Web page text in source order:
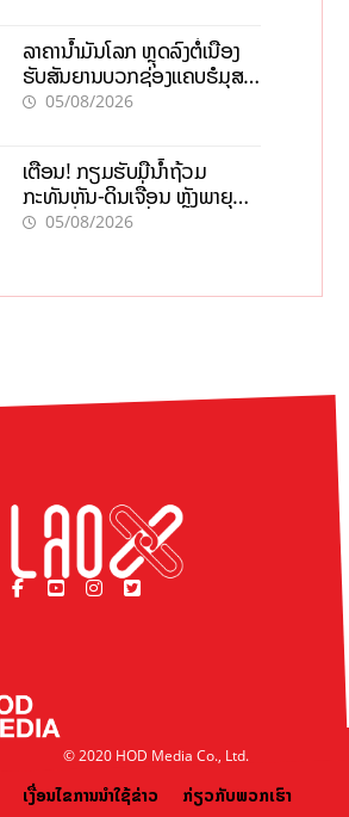
ລາຄານ້ຳມັນໂລກ ຫຼຸດລົງຕໍ່ເນື່ອງ
ຮັບສັນຍານບວກຊ່ອງແຄບຮໍມຸສ
ຈັບຕາລາຄາໃນລາວ
05/08/2026
ເຕືອນ! ກຽມຮັບມືນໍ້າຖ້ວມ
ກະທັນຫັນ-ດິນເຈື່ອນ ຫຼັງພາຍຸຝົນ
ຍັງສືບຕໍ່ຕົກໜັກທົ່ວປະເທດ
05/08/2026
© 2020 HOD Media Co., Ltd.
ເງື່ອນໄຂການນຳໃຊ້ຂ່າວ ກ່ຽວກັບພວກເຮົາ